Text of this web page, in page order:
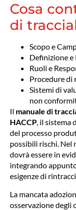
Cosa
di
Scopo e
Definizione e
Ruoli e
Procedure di
Sistemi di
non
Il manuale di
HACCP, il sistema
del processo
possibili rischi. Nel
dovrà essere in
integrando
esigenze di
La mancata
osservazione degli